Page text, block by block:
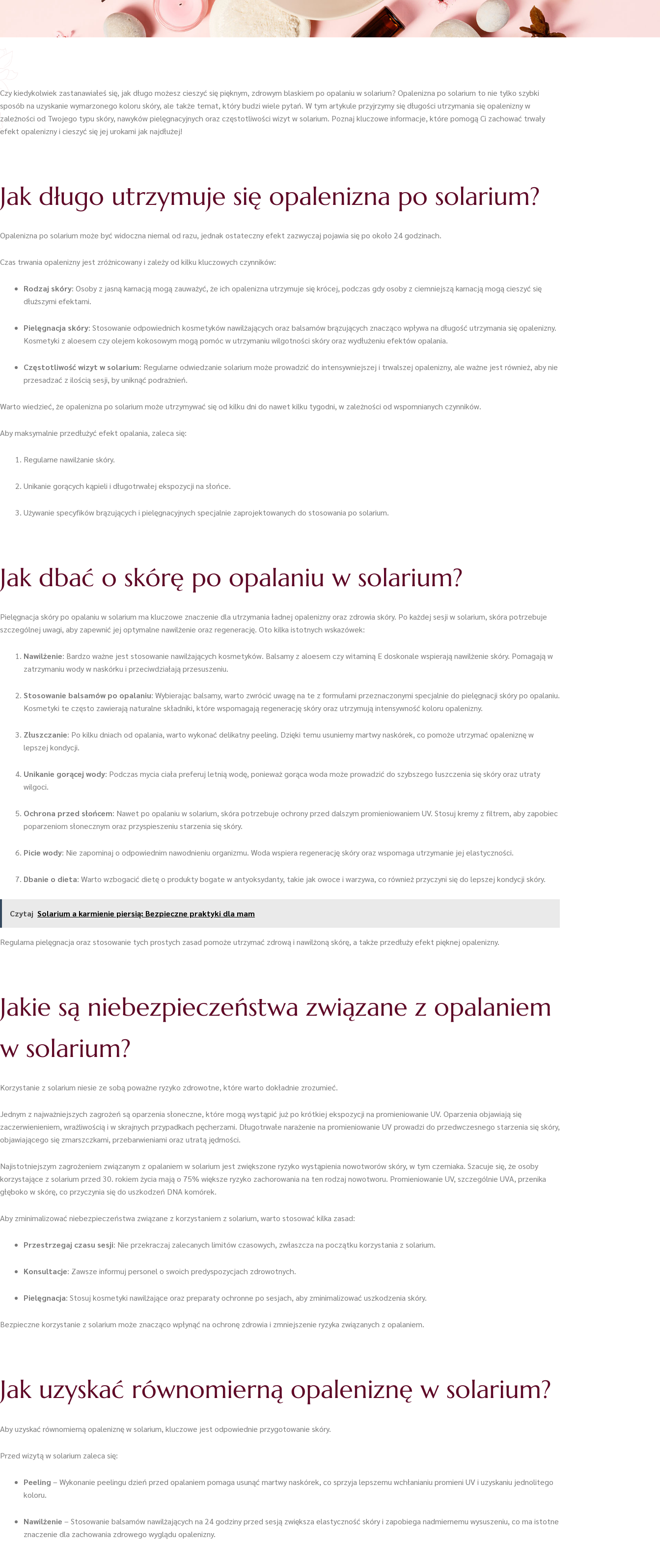
Czy kiedykolwiek zastanawiałeś się, jak długo możesz cieszyć się pięknym, zdrowym blaskiem po opalaniu w solarium? Opalenizna po solarium to nie tylko szybki
sposób na uzyskanie wymarzonego koloru skóry, ale także temat, który budzi wiele pytań. W tym artykule przyjrzymy się długości utrzymania się opalenizny w
zależności od Twojego typu skóry, nawyków pielęgnacyjnych oraz częstotliwości wizyt w solarium. Poznaj kluczowe informacje, które pomogą Ci zachować trwały
efekt opalenizny i cieszyć się jej urokami jak najdłużej!
Jak długo utrzymuje się opalenizna po solarium?
Opalenizna po solarium może być widoczna niemal od razu, jednak ostateczny efekt zazwyczaj pojawia się po około 24 godzinach.
Czas trwania opalenizny jest zróżnicowany i zależy od kilku kluczowych czynników:
Rodzaj skóry: Osoby z jasną karnacją mogą zauważyć, że ich opalenizna utrzymuje się krócej, podczas gdy osoby z ciemniejszą karnacją mogą cieszyć się
dłuższymi efektami.
Pielęgnacja skóry: Stosowanie odpowiednich kosmetyków nawilżających oraz balsamów brązujących znacząco wpływa na długość utrzymania się opalenizny.
Kosmetyki z aloesem czy olejem kokosowym mogą pomóc w utrzymaniu wilgotności skóry oraz wydłużeniu efektów opalania.
Częstotliwość wizyt w solarium: Regularne odwiedzanie solarium może prowadzić do intensywniejszej i trwalszej opalenizny, ale ważne jest również, aby nie
przesadzać z ilością sesji, by uniknąć podrażnień.
Warto wiedzieć, że opalenizna po solarium może utrzymywać się od kilku dni do nawet kilku tygodni, w zależności od wspomnianych czynników.
Aby maksymalnie przedłużyć efekt opalania, zaleca się:
Regularne nawilżanie skóry.
Unikanie gorących kąpieli i długotrwałej ekspozycji na słońce.
Używanie specyfików brązujących i pielęgnacyjnych specjalnie zaprojektowanych do stosowania po solarium.
Jak dbać o skórę po opalaniu w solarium?
Pielęgnacja skóry po opalaniu w solarium ma kluczowe znaczenie dla utrzymania ładnej opalenizny oraz zdrowia skóry. Po każdej sesji w solarium, skóra potrzebuje
szczególnej uwagi, aby zapewnić jej optymalne nawilżenie oraz regenerację. Oto kilka istotnych wskazówek:
Nawilżenie: Bardzo ważne jest stosowanie nawilżających kosmetyków. Balsamy z aloesem czy witaminą E doskonale wspierają nawilżenie skóry. Pomagają w
zatrzymaniu wody w naskórku i przeciwdziałają przesuszeniu.
Stosowanie balsamów po opalaniu: Wybierając balsamy, warto zwrócić uwagę na te z formułami przeznaczonymi specjalnie do pielęgnacji skóry po opalaniu.
Kosmetyki te często zawierają naturalne składniki, które wspomagają regenerację skóry oraz utrzymują intensywność koloru opalenizny.
Złuszczanie: Po kilku dniach od opalania, warto wykonać delikatny peeling. Dzięki temu usuniemy martwy naskórek, co pomoże utrzymać opaleniznę w
lepszej kondycji.
Unikanie gorącej wody: Podczas mycia ciała preferuj letnią wodę, ponieważ gorąca woda może prowadzić do szybszego łuszczenia się skóry oraz utraty
wilgoci.
Ochrona przed słońcem: Nawet po opalaniu w solarium, skóra potrzebuje ochrony przed dalszym promieniowaniem UV. Stosuj kremy z filtrem, aby zapobiec
poparzeniom słonecznym oraz przyspieszeniu starzenia się skóry.
Picie wody: Nie zapominaj o odpowiednim nawodnieniu organizmu. Woda wspiera regenerację skóry oraz wspomaga utrzymanie jej elastyczności.
Dbanie o dieta: Warto wzbogacić dietę o produkty bogate w antyoksydanty, takie jak owoce i warzywa, co również przyczyni się do lepszej kondycji skóry.
Czytaj Solarium a karmienie piersią: Bezpieczne praktyki dla mam
Regularna pielęgnacja oraz stosowanie tych prostych zasad pomoże utrzymać zdrową i nawilżoną skórę, a także przedłuży efekt pięknej opalenizny.
Jakie są niebezpieczeństwa związane z opalaniem
w solarium?
Korzystanie z solarium niesie ze sobą poważne ryzyko zdrowotne, które warto dokładnie zrozumieć.
Jednym z najważniejszych zagrożeń są oparzenia słoneczne, które mogą wystąpić już po krótkiej ekspozycji na promieniowanie UV. Oparzenia objawiają się
zaczerwienieniem, wrażliwością i w skrajnych przypadkach pęcherzami. Długotrwałe narażenie na promieniowanie UV prowadzi do przedwczesnego starzenia się skóry,
objawiającego się zmarszczkami, przebarwieniami oraz utratą jędrności.
Najistotniejszym zagrożeniem związanym z opalaniem w solarium jest zwiększone ryzyko wystąpienia nowotworów skóry, w tym czerniaka. Szacuje się, że osoby
korzystające z solarium przed 30. rokiem życia mają o 75% większe ryzyko zachorowania na ten rodzaj nowotworu. Promieniowanie UV, szczególnie UVA, przenika
głęboko w skórę, co przyczynia się do uszkodzeń DNA komórek.
Aby zminimalizować niebezpieczeństwa związane z korzystaniem z solarium, warto stosować kilka zasad:
Przestrzegaj czasu sesji: Nie przekraczaj zalecanych limitów czasowych, zwłaszcza na początku korzystania z solarium.
Konsultacje: Zawsze informuj personel o swoich predyspozycjach zdrowotnych.
Pielęgnacja: Stosuj kosmetyki nawilżające oraz preparaty ochronne po sesjach, aby zminimalizować uszkodzenia skóry.
Bezpieczne korzystanie z solarium może znacząco wpłynąć na ochronę zdrowia i zmniejszenie ryzyka związanych z opalaniem.
Jak uzyskać równomierną opaleniznę w solarium?
Aby uzyskać równomierną opaleniznę w solarium, kluczowe jest odpowiednie przygotowanie skóry.
Przed wizytą w solarium zaleca się:
Peeling – Wykonanie peelingu dzień przed opalaniem pomaga usunąć martwy naskórek, co sprzyja lepszemu wchłanianiu promieni UV i uzyskaniu jednolitego
koloru.
Nawilżenie – Stosowanie balsamów nawilżających na 24 godziny przed sesją zwiększa elastyczność skóry i zapobiega nadmiernemu wysuszeniu, co ma istotne
znaczenie dla zachowania zdrowego wyglądu opalenizny.